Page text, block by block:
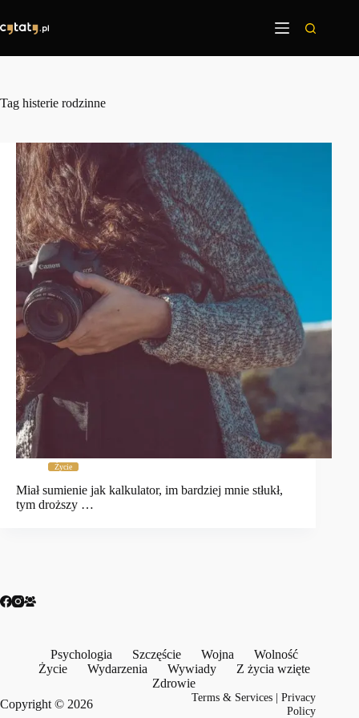
treści
Tag histerie rodzinne
Życie
Miał sumienie jak kalkulator, im bardziej mnie stłukł,
tym droższy …
Psychologia Szczęście Wojna
Wolność
Życie
Wydarzenia Wywiady
Z życia wzięte
Zdrowie
Copyright © 2026
Terms & Services |Privacy
Policy